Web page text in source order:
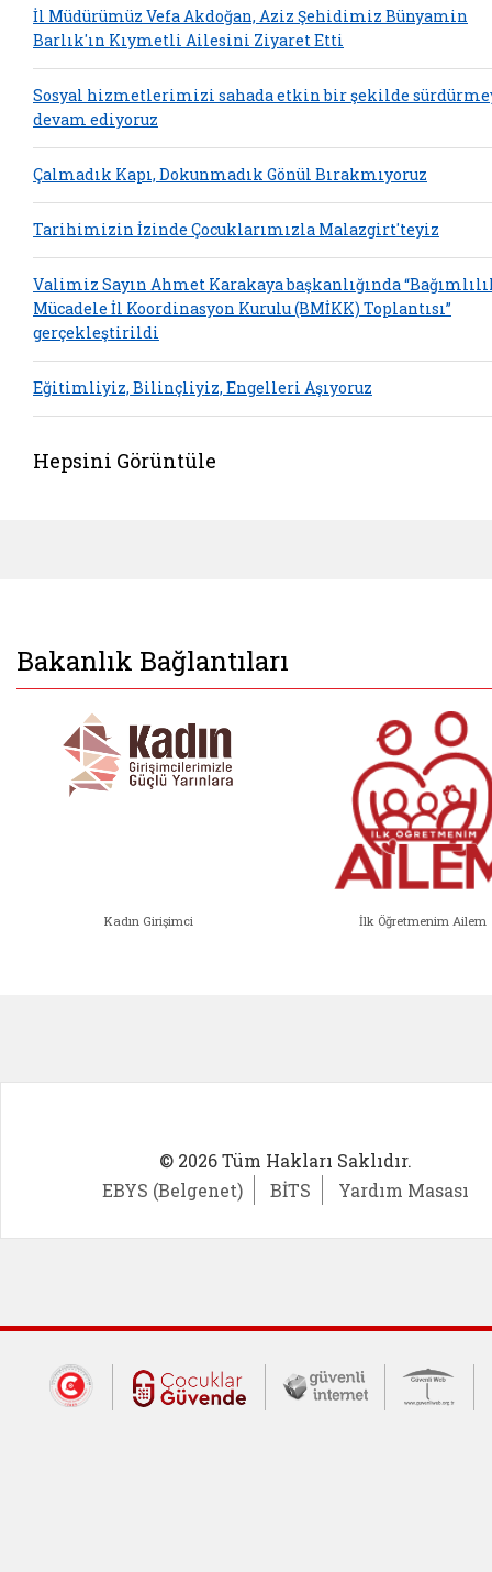
İl Müdürümüz Vefa Akdoğan, Aziz Şehidimiz Bünyamin
Barlık'ın Kıymetli Ailesini Ziyaret Etti
Sosyal hizmetlerimizi sahada etkin bir şekilde
devam ediyoruz
Çalmadık Kapı, Dokunmadık Gönül Bırakmıyoruz
Tarihimizin İzinde Çocuklarımızla Malazgirt'teyiz
Valimiz Sayın Ahmet Karakaya başkanlığında
Mücadele İl Koordinasyon Kurulu (BMİKK) Toplantısı”
gerçekleştirildi
Eğitimliyiz, Bilinçliyiz, Engelleri Aşıyoruz
Hepsini Görüntüle
Bakanlık Bağlantıları
Kadın Girişimci İlk Öğretmenim Ailem
© 2026 Tüm Hakları Saklıdır.
EBYS (Belgenet)
BİTS Yardım Masası
Dış Bağlantılar
Cumhurbaşkanlığı İletişim Merkezi
Çocuklar Güvende (yeni
Güvenli